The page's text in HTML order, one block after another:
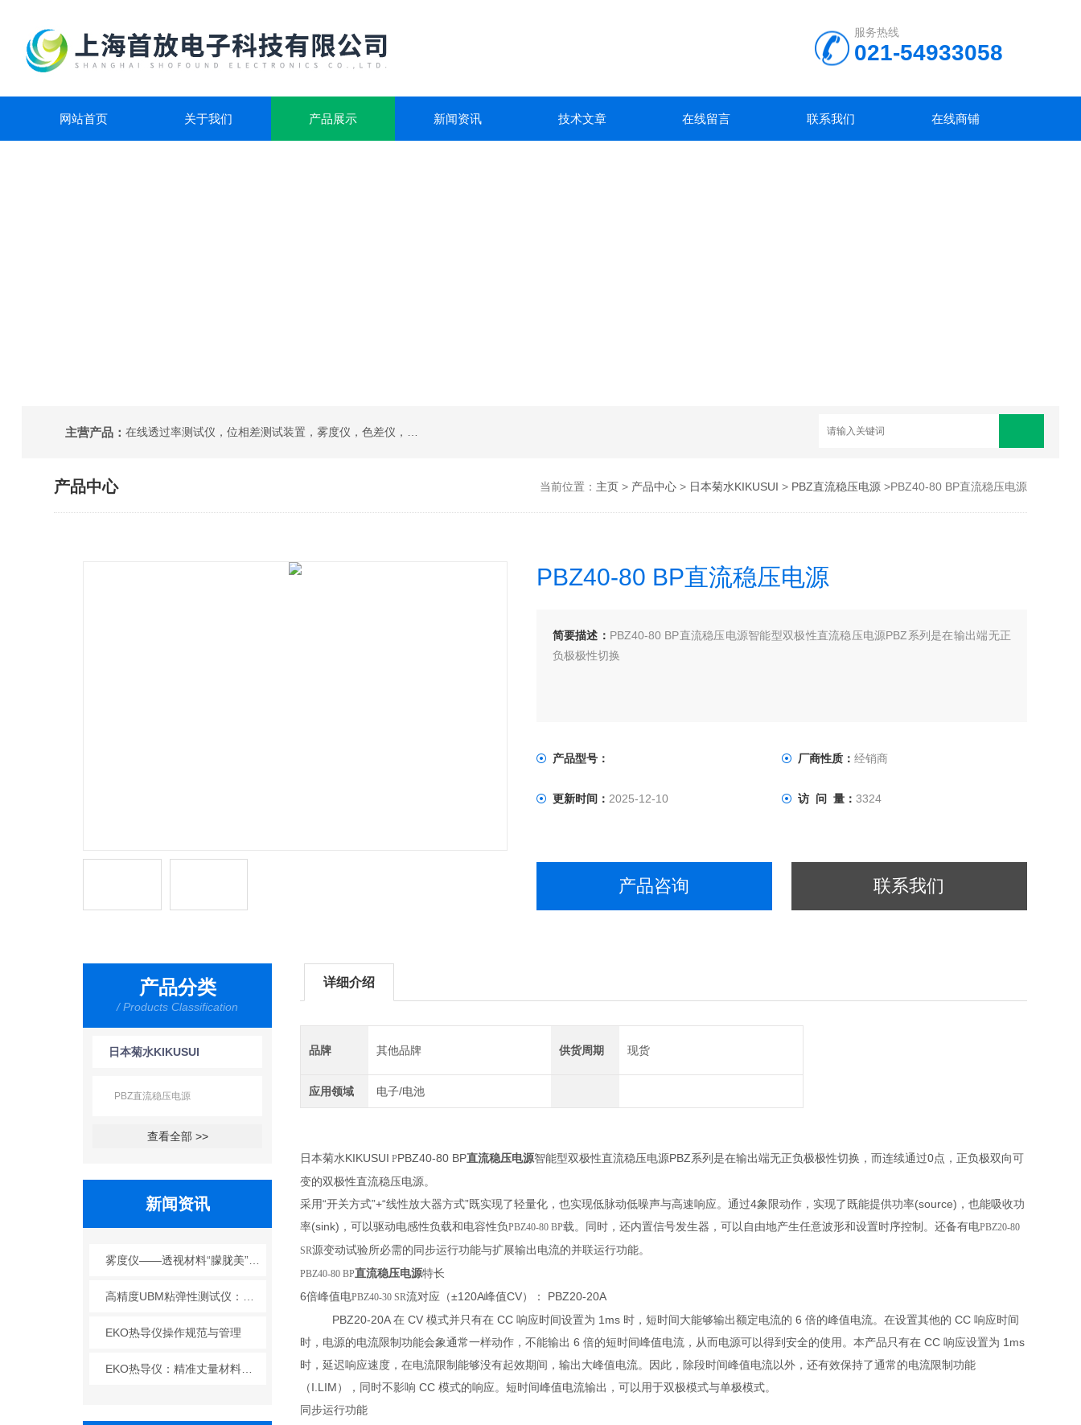
服务热线
021-54933058
网站首页 关于我们 产品展示 新闻资讯 技术文章 在线留言 联系我们 在线商铺
主营产品：
产品中心 当前位置： 主页> 产品中心> 日本菊水KIKUSUI > PBZ直流稳压电源>PBZ40-80 BP直流稳压电源
PBZ40-80 BP直流稳压电源
简要描述： PBZ40-80 BP直流稳压电源智能型双极性直流稳压电源PBZ系列是在输出端无正
负极极性切换
产品型号： 厂商性质： 经销商
更新时间： 2025-12-10 访 问 量： 3324
产品咨询 联系我们
产品分类
/ Products Classification
日本菊水KIKUSUI
PBZ直流稳压电源
查看全部 >>
新闻资讯
雾度仪——透视材料“朦胧美”背后的光学密码
EKO热导仪操作规范与管理
EKO热导仪：精准丈量材料热性能的“温度标尺”
详细介绍
品牌 其他品牌 供货周期 现货
应用领域 电子/电池
日本菊水KIKUSUI PPBZ40-80 BP直流稳压电源智能型双极性直流稳压电源PBZ系列是在输出端无正负极极性切换，而连续通过0点，正负极双向可
变的双极性直流稳压电源。
采用“开关方式”+“线性放大器方式”既实现了轻量化，也实现低脉动低噪声与高速响应。通过4象限动作，实现了既能提供功率(source)，也能吸收功
率(sink)，可以驱动电感性负载和电容性负PBZ40-80 BP载。同时，还内置信号发生器，可以自由地产生任意波形和设置时序控制。还备有电PBZ20-80
SR源变动试验所必需的同步运行功能与扩展输出电流的并联运行功能。
PBZ40-80 BP直流稳压电源特长
6倍峰值电PBZ40-30 SR流对应（±120A峰值CV）： PBZ20-20A
PBZ20-20A 在 CV 模式并只有在 CC 响应时间设置为 1ms 时，短时间大能够输出额定电流的 6 倍的峰值电流。在设置其他的 CC 响应时间
时，电源的电流限制功能会象通常一样动作，不能输出 6 倍的短时间峰值电流，从而电源可以得到安全的使用。本产品只有在 CC 响应设置为 1ms
时，延迟响应速度，在电流限制能够没有起效期间，输出大峰值电流。因此，除段时间峰值电流以外，还有效保持了通常的电流限制功能
（I.LIM），同时不影响 CC 模式的响应。短时间峰值电流输出，可以用于双极模式与单极模式。
同步运行功能